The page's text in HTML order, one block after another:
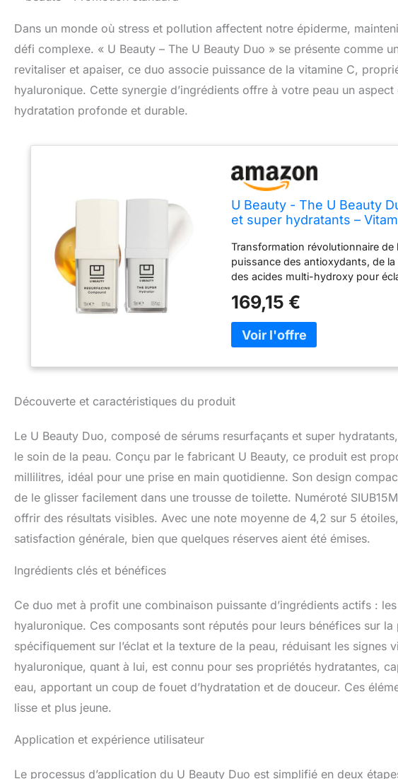
Dans un monde où stress et pollution affectent notre épiderme,
défi complexe. « U Beauty – The U Beauty Duo » se présente comme
revitaliser et apaiser, ce duo associe puissance de la vitamine C,
hyaluronique. Cette synergie d’ingrédients offre à votre peau un
hydratation profonde et durable.
U Beauty - The U Beauty
et super hydratants –
hydratée et
Transformation révolutionnaire
puissance des antioxydants, de
des acides multi-hydroxy pour
trois jours. Duo d'hydratation et
technologie SIREN Capsule, cet
hyaluronique du Super Hydrator
mélange de vitamine C, de
Ensemble, ils ciblent les zones
revitalisant : contient des huiles
types de peau, éclaircit et unifie
Minimisation des pores et des
des pores et des ridules. Notre
fonctionnent en synergie pour
et radieux. Hydratation ultime :
avec le Super Hydrateur, formulé
karité, des peptides, de l'huile
169,15 €
Découverte et caractéristiques du produit
Le U Beauty Duo, composé de sérums resurfaçants et super
le soin de la peau. Conçu par le fabricant U Beauty, ce produit est
millilitres, idéal pour une prise en main quotidienne. Son design
de le glisser facilement dans une trousse de toilette. Numéroté
offrir des résultats visibles. Avec une note moyenne de 4,2 sur 5
satisfaction générale, bien que quelques réserves aient été émises.
Ingrédients clés et bénéfices
Ce duo met à profit une combinaison puissante d’ingrédients actifs :
hyaluronique. Ces composants sont réputés pour leurs bénéfices sur
spécifiquement sur l’éclat et la texture de la peau, réduisant les signes
hyaluronique, quant à lui, est connu pour ses propriétés hydratantes,
eau, apportant un coup de fouet d’hydratation et de douceur. Ces
lisse et plus jeune.
Application et expérience utilisateur
Le processus d’application du U Beauty Duo est simplifié en deux